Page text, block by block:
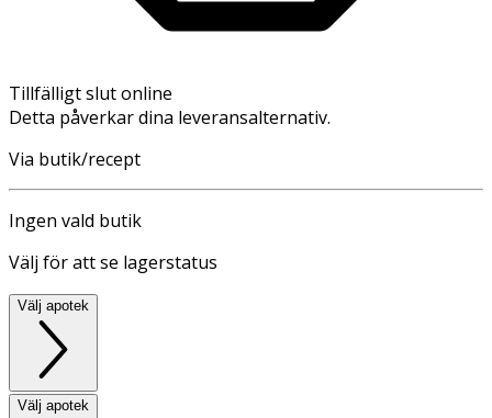
Tillfälligt slut online
Detta påverkar dina leveransalternativ.
Via butik/recept
Ingen vald butik
Välj för att se lagerstatus
Välj apotek
Välj apotek